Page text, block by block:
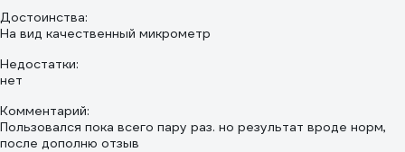
Достоинства:
На вид качественный микрометр
Недостатки:
нет
Комментарий:
Пользовался пока всего пару раз. но результат вроде норм,
после дополню отзыв